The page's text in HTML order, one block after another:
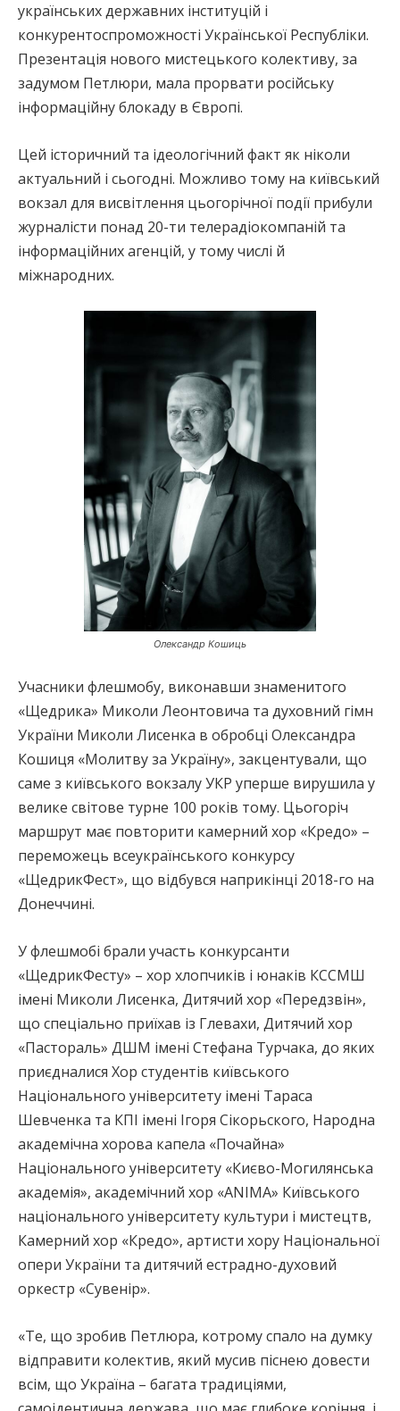
українських державних інституцій і
конкурентоспроможності Української Республіки.
Презентація нового мистецького колективу, за
задумом Петлюри, мала прорвати російську
інформаційну блокаду в Європі.
Цей історичний та ідеологічний факт як ніколи
актуальний і сьогодні. Можливо тому на київський
вокзал для висвітлення цьогорічної події прибули
журналісти понад 20-ти телерадіокомпаній та
інформаційних агенцій, у тому числі й
міжнародних.
Олександр Кошиць
Учасники флешмобу, виконавши знаменитого
«Щедрика» Миколи Леонтовича та духовний гімн
України Миколи Лисенка в обробці Олександра
Кошиця «Молитву за Україну», закцентували, що
саме з київського вокзалу УКР уперше вирушила у
велике світове турне 100 років тому. Цьогоріч
маршрут має повторити камерний хор «Кредо» –
переможець всеукраїнського конкурсу
«ЩедрикФест», що відбувся наприкінці 2018-го на
Донеччині.
У флешмобі брали участь конкурсанти
«ЩедрикФесту» – хор хлопчиків і юнаків КССМШ
імені Миколи Лисенка, Дитячий хор «Передзвін»,
що спеціально приїхав із Глевахи, Дитячий хор
«Пастораль» ДШМ імені Стефана Турчака, до яких
приєдналися Хор студентів київського
Національного університету імені Тараса
Шевченка та КПІ імені Ігоря Сікорьского, Народна
академічна хорова капела «Почайна»
Національного університету «Києво-Могилянська
академія», академічний хор «ANIMA» Київського
національного університету культури і мистецтв,
Камерний хор «Кредо», артисти хору Національної
опери України та дитячий естрадно-духовий
оркестр «Сувенір».
«Те, що зробив Петлюра, котрому спало на думку
відправити колектив, який мусив піснею довести
всім, що Україна – багата традиціями,